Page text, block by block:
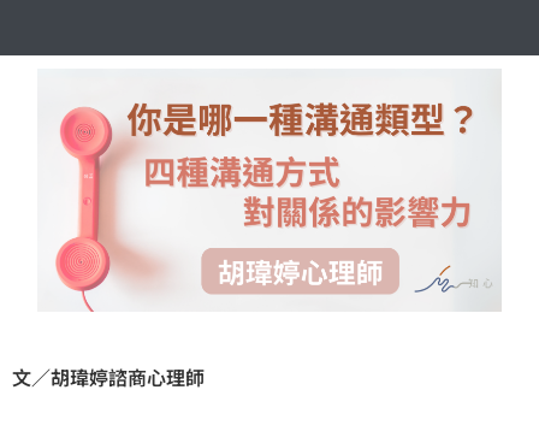
文／胡瑋婷諮商心理師